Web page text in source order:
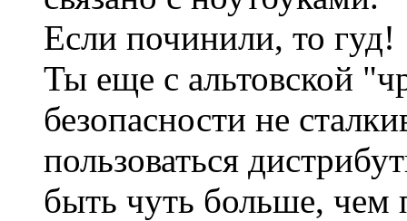
Если починили, то гуд!
Ты еще с альтовской
безопасности не
пользоваться
быть чуть больше, чем